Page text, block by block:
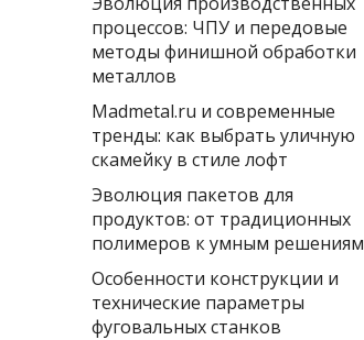
процессов: ЧПУ и передовые
методы финишной обработки
металлов
Madmetal.ru и современные
тренды: как выбрать уличную
скамейку в стиле лофт
Эволюция пакетов для
продуктов: от традиционных
полимеров к умным решениям
Особенности конструкции и
технические параметры
фуговальных станков